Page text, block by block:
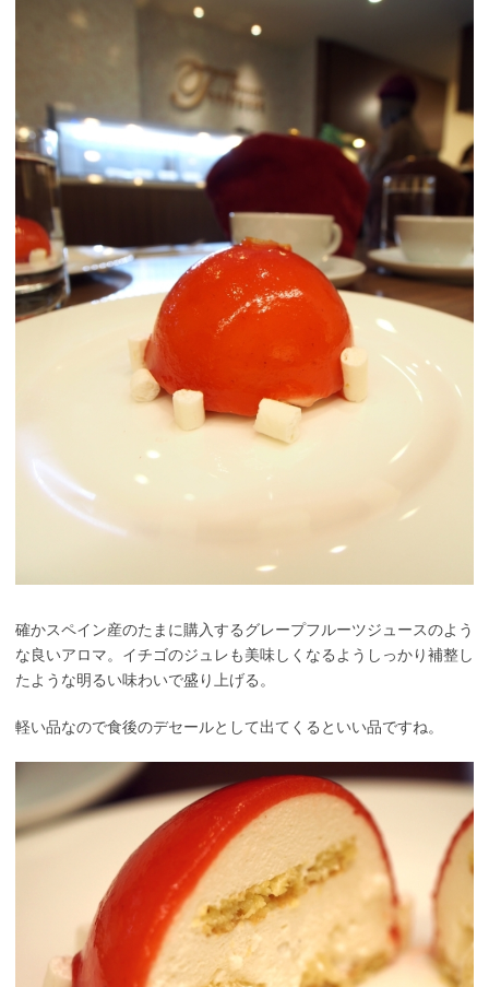
確かスペイン産のたまに購入するグレープフルーツジュースのよう
な良いアロマ。イチゴのジュレも美味しくなるようしっかり補整し
たような明るい味わいで盛り上げる。
軽い品なので食後のデセールとして出てくるといい品ですね。